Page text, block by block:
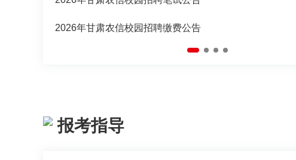
2026年甘肃农信校园招聘缴费公告
报考指导